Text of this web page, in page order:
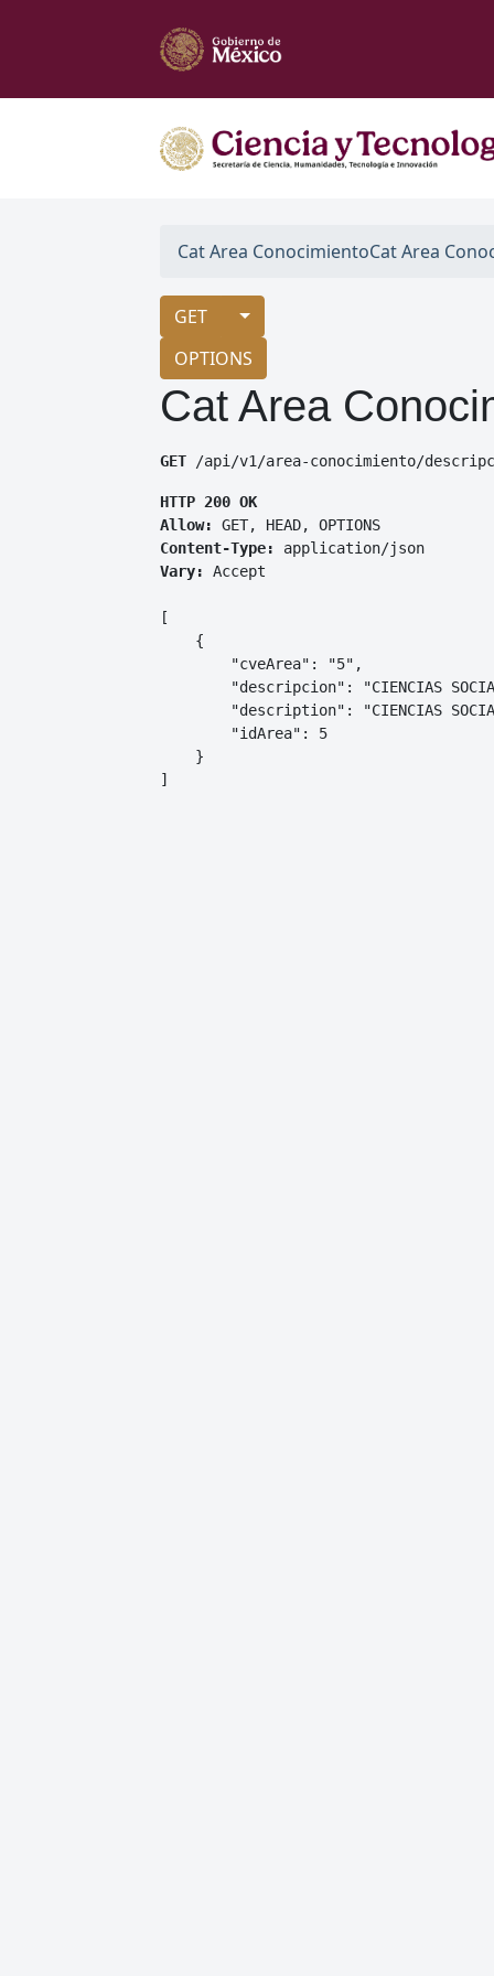
Cat Area ConocimientoCat Area
GET
OPTIONS
Cat Area
GET /api/v1/area-conocimiento/
HTTP 200 OK
Allow:
GET, HEAD, OPTIONS
Content-Type:
application/json
Vary:
Accept
[
    {
        "cveArea": "5",
"descripcion": "CIENCIAS
"description": "CIENCIAS
        "idArea": 5
    }
]